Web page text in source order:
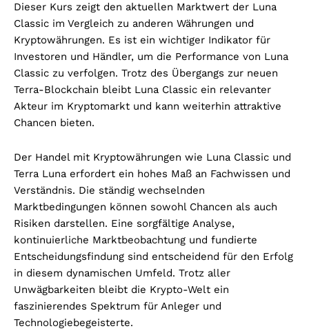
Dieser Kurs zeigt den aktuellen Marktwert der Luna
Classic im Vergleich zu anderen Währungen und
Kryptowährungen. Es ist ein wichtiger Indikator für
Investoren und Händler, um die Performance von Luna
Classic zu verfolgen. Trotz des Übergangs zur neuen
Terra-Blockchain bleibt Luna Classic ein relevanter
Akteur im Kryptomarkt und kann weiterhin attraktive
Chancen bieten.
Der Handel mit Kryptowährungen wie Luna Classic und
Terra Luna erfordert ein hohes Maß an Fachwissen und
Verständnis. Die ständig wechselnden
Marktbedingungen können sowohl Chancen als auch
Risiken darstellen. Eine sorgfältige Analyse,
kontinuierliche Marktbeobachtung und fundierte
Entscheidungsfindung sind entscheidend für den Erfolg
in diesem dynamischen Umfeld. Trotz aller
Unwägbarkeiten bleibt die Krypto-Welt ein
faszinierendes Spektrum für Anleger und
Technologiebegeisterte.